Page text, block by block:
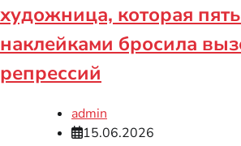
художница, которая
наклейками бросила
репрессий
admin
15.06.2026